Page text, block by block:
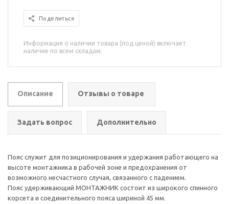
Поделиться
Информация о наличии товара (под ценой) включает
наличие по всем складам.
Описание Отзывы о товаре
Задать вопрос Дополнительно
Пояс служит для позиционирования и удержания работающего на
высоте монтажника в рабочей зоне и предохранения от
возможного несчастного случая, связанного с падением.
Пояс удерживающий МОНТАЖНИК состоит из широкого спинного
корсета и соединительного пояса шириной 45 мм.